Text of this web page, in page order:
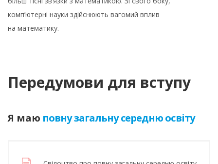
комп’ютерні науки здійснюють вагомий вплив
на математику.
Передумови для вступу
Я маю повну загальну середню освіту